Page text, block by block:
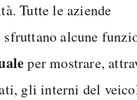
Tutte le aziende
alcune
per mostrare,
gli interni del